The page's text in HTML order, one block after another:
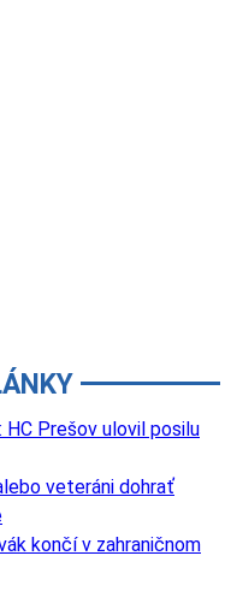
Prešov ulovil posilu
veteráni dohrať
končí v zahraničnom